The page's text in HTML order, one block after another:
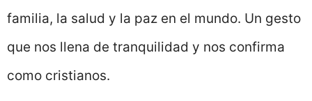
familia, la salud y la paz en el mundo. Un gesto
que nos llena de tranquilidad y nos confirma
como cristianos.